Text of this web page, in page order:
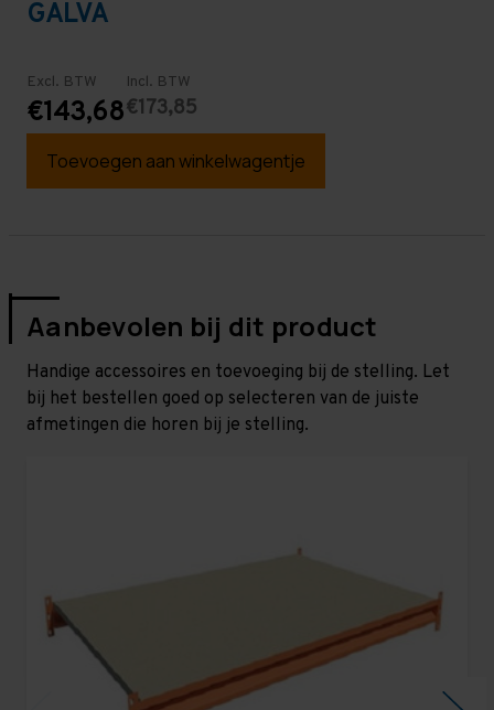
GALVA
Excl. BTW
€143,68
Incl. BTW
€173,85
Toevoegen aan winkelwagentje
Aanbevolen bij dit product
Handige accessoires en toevoeging bij de stelling. Let
bij het bestellen goed op selecteren van de juiste
afmetingen die horen bij je stelling.